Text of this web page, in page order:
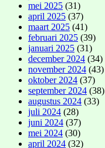
mei 2025 (31)
april 2025 (37)
maart 2025 (41)
februari 2025 (39)
januari 2025 (31)
december 2024 (34)
november 2024 (43)
oktober 2024 (37)
september 2024 (38)
augustus 2024 (33)
juli 2024 (28)
juni 2024 (37)
mei 2024 (30)
april 2024 (32)